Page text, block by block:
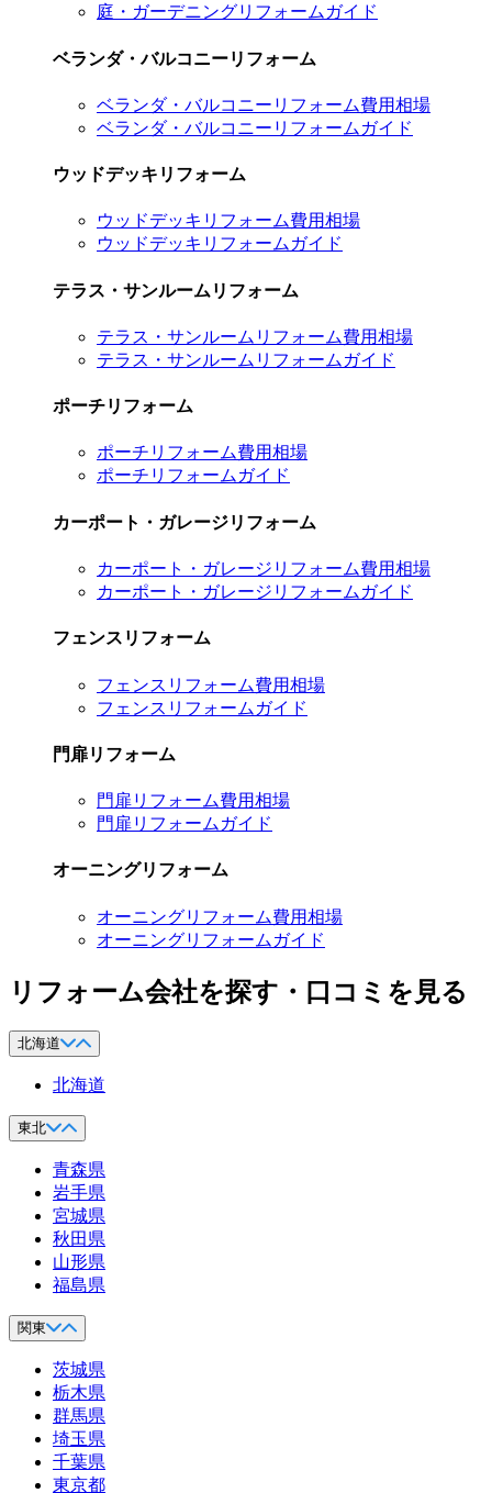
庭・ガーデニングリフォームガイド
ベランダ・バルコニーリフォーム
ベランダ・バルコニーリフォーム費用相場
ベランダ・バルコニーリフォームガイド
ウッドデッキリフォーム
ウッドデッキリフォーム費用相場
ウッドデッキリフォームガイド
テラス・サンルームリフォーム
テラス・サンルームリフォーム費用相場
テラス・サンルームリフォームガイド
ポーチリフォーム
ポーチリフォーム費用相場
ポーチリフォームガイド
カーポート・ガレージリフォーム
カーポート・ガレージリフォーム費用相場
カーポート・ガレージリフォームガイド
フェンスリフォーム
フェンスリフォーム費用相場
フェンスリフォームガイド
門扉リフォーム
門扉リフォーム費用相場
門扉リフォームガイド
オーニングリフォーム
オーニングリフォーム費用相場
オーニングリフォームガイド
リフォーム会社を探す・口コミを見る
北海道
北海道
東北
青森県
岩手県
宮城県
秋田県
山形県
福島県
関東
茨城県
栃木県
群馬県
埼玉県
千葉県
東京都